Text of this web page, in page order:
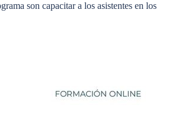
son capacitar a los asistentes en los